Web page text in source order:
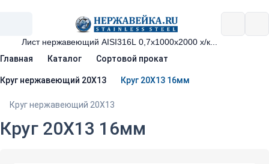
Главная Каталог Сортовой прокат
Круг нержавеющий 20Х13 Круг 20Х13 16мм
Круг нержавеющий 20Х13
Круг 20Х13 16мм